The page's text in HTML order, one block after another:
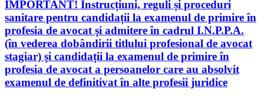
IMPORTANT! Instrucțiuni, reguli și proceduri
sanitare pentru candidații la examenul de primire în
profesia de avocat şi admitere în cadrul I.N.P.P.A.
(în vederea dobândirii titlului profesional de avocat
stagiar) şi candidații la examenul de primire în
profesia de avocat a persoanelor care au absolvit
examenul de definitivat în alte profesii juridice